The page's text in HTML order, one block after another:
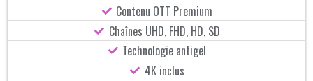
Contenu OTT Premium
Chaînes UHD, FHD, HD, SD
Technologie antigel
4K inclus